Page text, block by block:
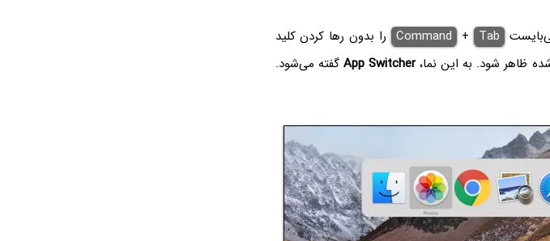
Command + Tab
را بدون رها کردن کلید
ظاهر شود. به این نما،App Switcher گفته می‌شود.